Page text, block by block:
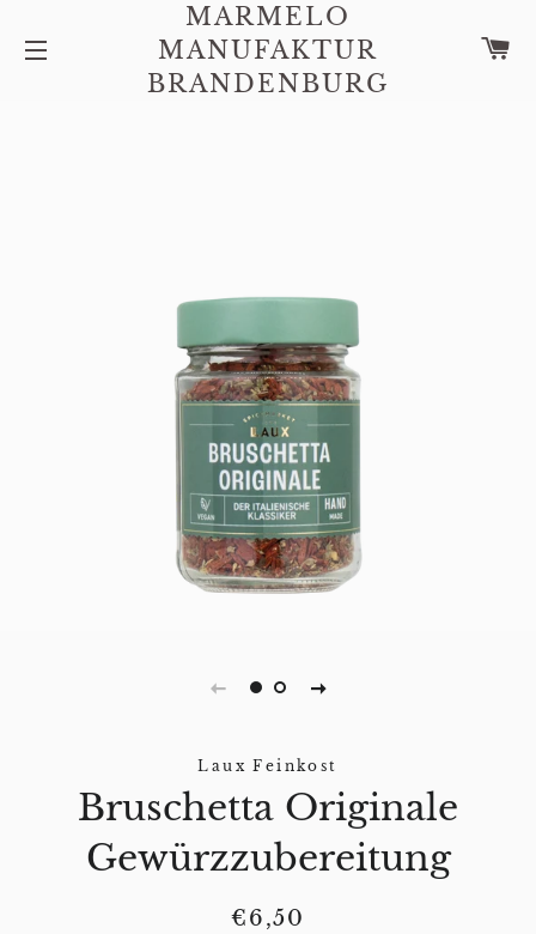
SEITENNAVIGATION
MARMELO
MANUFAKTUR
BRANDENBURG
Laux Feinkost
Bruschetta Originale
Gewürzzubereitung
Normaler
Sonderpreis
€6,50